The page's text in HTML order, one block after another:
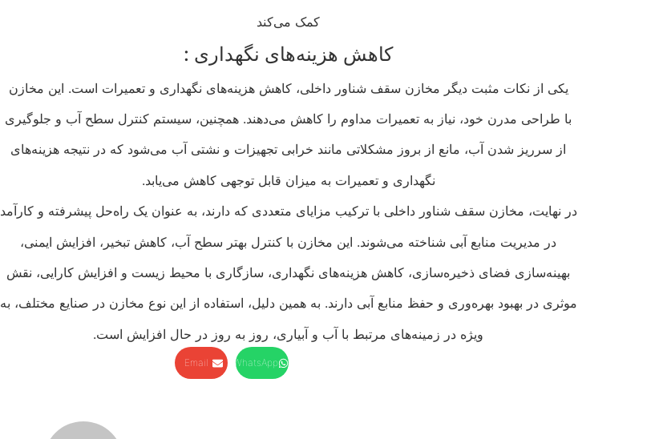
کمک می‌کند
کاهش هزینه‌های نگهداری :
یکی از نکات مثبت دیگر مخازن سقف شناور داخلی، کاهش هزینه‌های نگهداری و تعمیرات است. این مخازن
با طراحی مدرن خود، نیاز به تعمیرات مداوم را کاهش می‌دهند. همچنین، سیستم کنترل سطح آب و جلوگیری
از سرریز شدن آب، مانع از بروز مشکلاتی مانند خرابی تجهیزات و نشتی آب می‌شود که در نتیجه هزینه‌های
نگهداری و تعمیرات به میزان قابل توجهی کاهش می‌یابد.
در نهایت، مخازن سقف شناور داخلی با ترکیب مزایای متعددی که دارند، به عنوان یک راه‌حل پیشرفته و کارآمد
در مدیریت منابع آبی شناخته می‌شوند. این مخازن با کنترل بهتر سطح آب، کاهش تبخیر، افزایش ایمنی،
بهینه‌سازی فضای ذخیره‌سازی، کاهش هزینه‌های نگهداری، سازگاری با محیط زیست و افزایش کارایی، نقش
موثری در بهبود بهره‌وری و حفظ منابع آبی دارند. به همین دلیل، استفاده از این نوع مخازن در صنایع مختلف، به
ویژه در زمینه‌های مرتبط با آب و آبیاری، روز به روز در حال افزایش است.
WhatsApp
Email